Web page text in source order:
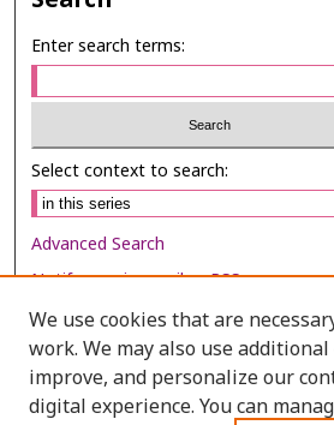
Enter search terms:
Select context to search:
Advanced Search
Notify me via email orRSS
Browse
Collections
Disciplines
We use cookies that are
work. We may also use
improve, and personalize our
digital experience. You can